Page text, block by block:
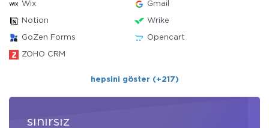
Wix Gmail
Notion Wrike
GoZen Forms Opencart
ZOHO CRM
hepsini göster (+217)
sınırsız